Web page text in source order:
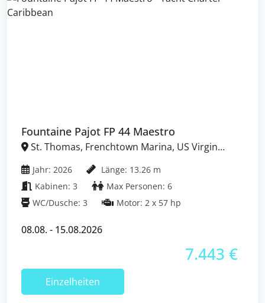
Fountaine Pajot FP 44 Maestro
Jahr: 2026
Länge: 13.26 m
Kabinen: 3
Max Personen: 6
WC/Dusche: 3
Motor: 2 x 57 hp
08.08. - 15.08.2026
7.443 €
Einzelheiten